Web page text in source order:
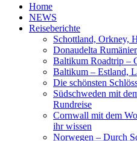
Home
NEWS
Reiseberichte
Schottland, Orkney,
Donaudelta
Baltikum Roadtrip –
Baltikum – Estland,
Die schönsten
Südschweden mit
Rundreise
Cornwall mit dem
ihr wissen
Norwegen – Durch